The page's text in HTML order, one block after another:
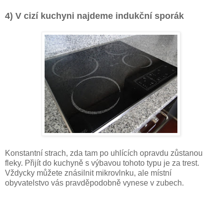
4) V cizí kuchyni najdeme indukční sporák
Konstantní strach, zda tam po uhlících opravdu zůstanou
fleky. Přijít do kuchyně s výbavou tohoto typu je za trest.
Vždycky můžete znásilnit mikrovlnku, ale místní
obyvatelstvo vás pravděpodobně vynese v zubech.